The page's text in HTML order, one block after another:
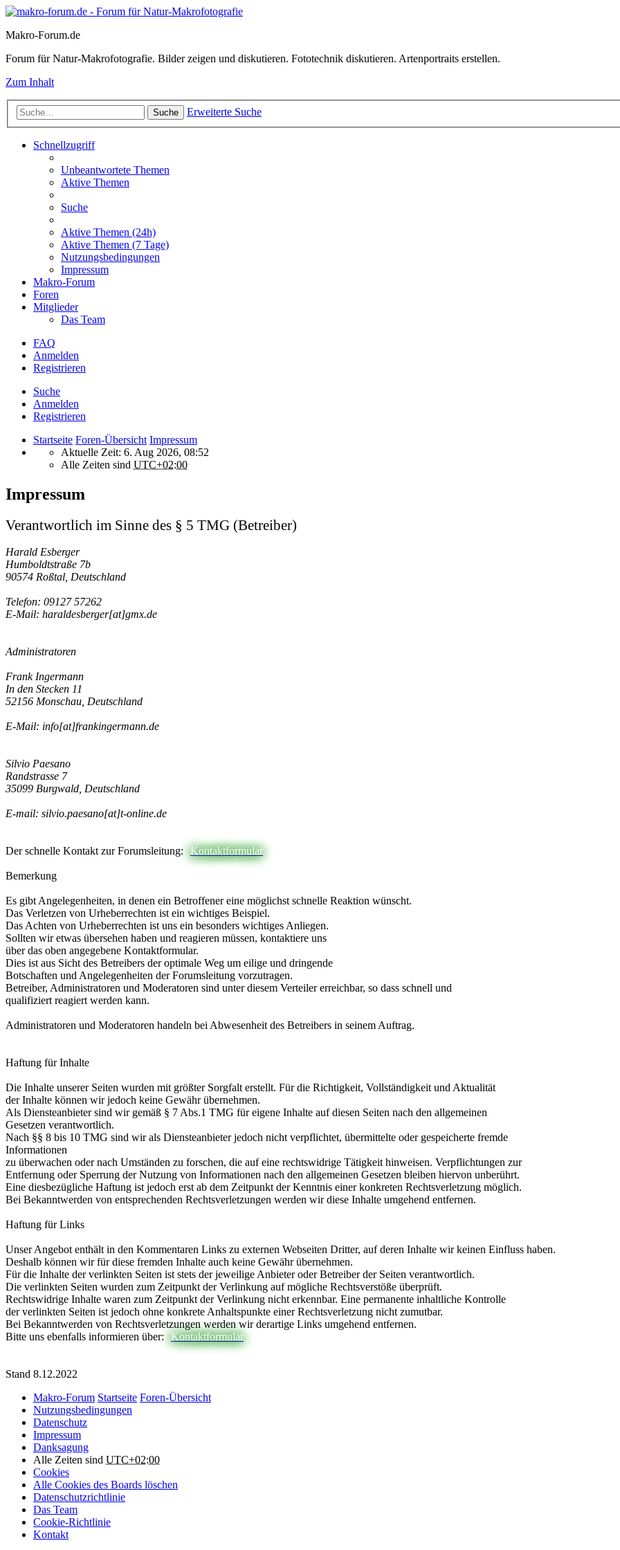
Makro-Forum.de
Forum für Natur-Makrofotografie. Bilder zeigen und diskutieren. Fototechnik diskutieren. Artenportraits erstellen.
Zum Inhalt
Suche Erweiterte Suche
Schnellzugriff
Unbeantwortete Themen
Aktive Themen
Suche
Aktive Themen (24h)
Aktive Themen (7 Tage)
Nutzungsbedingungen
Impressum
Makro-Forum
Foren
Mitglieder
Das Team
FAQ
Anmelden
Registrieren
Suche
Anmelden
Registrieren
Startseite Foren-Übersicht Impressum
Aktuelle Zeit: 6. Aug 2026, 08:52
Alle Zeiten sind UTC+02:00
Impressum
Verantwortlich im Sinne des § 5 TMG (Betreiber)
Harald Esberger
Humboldtstraße 7b
90574 Roßtal, Deutschland
Telefon: 09127 57262
E-Mail: haraldesberger[at]gmx.de
Administratoren
Frank Ingermann
In den Stecken 11
52156 Monschau, Deutschland
E-Mail: info[at]frankingermann.de
Silvio Paesano
Randstrasse 7
35099 Burgwald, Deutschland
E-mail: silvio.paesano[at]t-online.de
Der schnelle Kontakt zur Forumsleitung: Kontaktformular
Bemerkung
Es gibt Angelegenheiten, in denen ein Betroffener eine möglichst schnelle Reaktion wünscht.
Das Verletzen von Urheberrechten ist ein wichtiges Beispiel.
Das Achten von Urheberrechten ist uns ein besonders wichtiges Anliegen.
Sollten wir etwas übersehen haben und reagieren müssen, kontaktiere uns
über das oben angegebene Kontaktformular.
Dies ist aus Sicht des Betreibers der optimale Weg um eilige und dringende
Botschaften und Angelegenheiten der Forumsleitung vorzutragen.
Betreiber, Administratoren und Moderatoren sind unter diesem Verteiler erreichbar, so dass schnell und
qualifiziert reagiert werden kann.
Administratoren und Moderatoren handeln bei Abwesenheit des Betreibers in seinem Auftrag.
Haftung für Inhalte
Die Inhalte unserer Seiten wurden mit größter Sorgfalt erstellt. Für die Richtigkeit, Vollständigkeit und Aktualität
der Inhalte können wir jedoch keine Gewähr übernehmen.
Als Diensteanbieter sind wir gemäß § 7 Abs.1 TMG für eigene Inhalte auf diesen Seiten nach den allgemeinen
Gesetzen verantwortlich.
Nach §§ 8 bis 10 TMG sind wir als Diensteanbieter jedoch nicht verpflichtet, übermittelte oder gespeicherte fremde
Informationen
zu überwachen oder nach Umständen zu forschen, die auf eine rechtswidrige Tätigkeit hinweisen. Verpflichtungen zur
Entfernung oder Sperrung der Nutzung von Informationen nach den allgemeinen Gesetzen bleiben hiervon unberührt.
Eine diesbezügliche Haftung ist jedoch erst ab dem Zeitpunkt der Kenntnis einer konkreten Rechtsverletzung möglich.
Bei Bekanntwerden von entsprechenden Rechtsverletzungen werden wir diese Inhalte umgehend entfernen.
Haftung für Links
Unser Angebot enthält in den Kommentaren Links zu externen Webseiten Dritter, auf deren Inhalte wir keinen Einfluss haben.
Deshalb können wir für diese fremden Inhalte auch keine Gewähr übernehmen.
Für die Inhalte der verlinkten Seiten ist stets der jeweilige Anbieter oder Betreiber der Seiten verantwortlich.
Die verlinkten Seiten wurden zum Zeitpunkt der Verlinkung auf mögliche Rechtsverstöße überprüft.
Rechtswidrige Inhalte waren zum Zeitpunkt der Verlinkung nicht erkennbar. Eine permanente inhaltliche Kontrolle
der verlinkten Seiten ist jedoch ohne konkrete Anhaltspunkte einer Rechtsverletzung nicht zumutbar.
Bei Bekanntwerden von Rechtsverletzungen werden wir derartige Links umgehend entfernen.
Bitte uns ebenfalls informieren über:
Kontaktformular
Stand 8.12.2022
Makro-Forum Startseite Foren-Übersicht
Nutzungsbedingungen
Datenschutz
Impressum
Danksagung
Alle Zeiten sind UTC+02:00
Cookies
Alle Cookies des Boards löschen
Datenschutzrichtlinie
Das Team
Cookie-Richtlinie
Kontakt